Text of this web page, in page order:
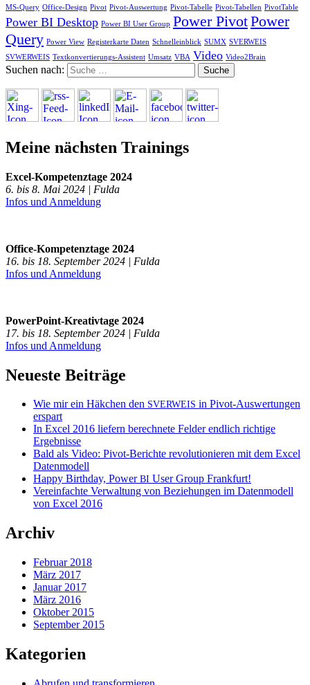
MS-Query Office-Design Pivot Pivot-Auswertung Pivot-Tabelle Pivot-Tabellen PivotTable
Power BI Desktop Power BI User Group Power PivotPower
Query Power View Registerkarte Daten Schnelleinblick SUMX SVERWEIS
SVWERWEIS Textkonvertierungs-Assistent Umsatz VBA Video Video2Brain
Suchen nach:
Meine nächsten Trainings
Excel-Kompetenztage 2024
6. bis 8. Mai 2024 | Fulda
Infos und Anmeldung
Office-Kompetenztage 2024
16. bis 18. September 2024 | Fulda
Infos und Anmeldung
PowerPoint-Kreativtage 2024
17. bis 18. September 2024 | Fulda
Infos und Anmeldung
Neueste Beiträge
Wie mir ein Häkchen den SVERWEIS in Pivot-Auswertungen
erspart
In Excel 2016 liefern berechnete Felder endlich richtige
Ergebnisse
Bald als Video: Pivot-Berichte revolutionieren mit dem Excel
Datenmodell
Happy Birthday, PowerBI User Group Frankfurt!
Vereinfachte Verwaltung von Beziehungen im Datenmodell
von Excel 2016
Archiv
Februar 2018
März 2017
Januar 2017
März 2016
Oktober 2015
September 2015
Kategorien